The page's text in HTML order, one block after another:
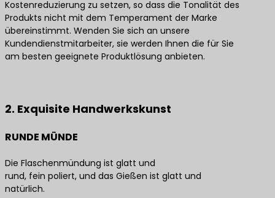
Kostenreduzierung zu setzen, so dass die Tonalität des
Produkts nicht mit dem Temperament der Marke
übereinstimmt. Wenden Sie sich an unsere
Kundendienstmitarbeiter, sie werden Ihnen die für Sie
am besten geeignete Produktlösung anbieten.
2. Exquisite Handwerkskunst
RUNDE MÜNDE
Die Flaschenmündung ist glatt und
rund, fein poliert, und das Gießen ist glatt und
natürlich.